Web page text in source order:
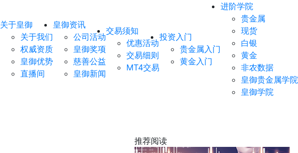
关于皇御
关于我们
权威资质
皇御优势
直播间
皇御资讯
公司活动
皇御奖项
慈善公益
皇御新闻
交易须知
优惠活动
交易细则
MT4交易
投资入门
贵金属入门
黄金入门
进阶学院
贵金属
现货
白银
黄金
非农数据
皇御贵金属学院
皇御学院
非农数据
推荐阅读